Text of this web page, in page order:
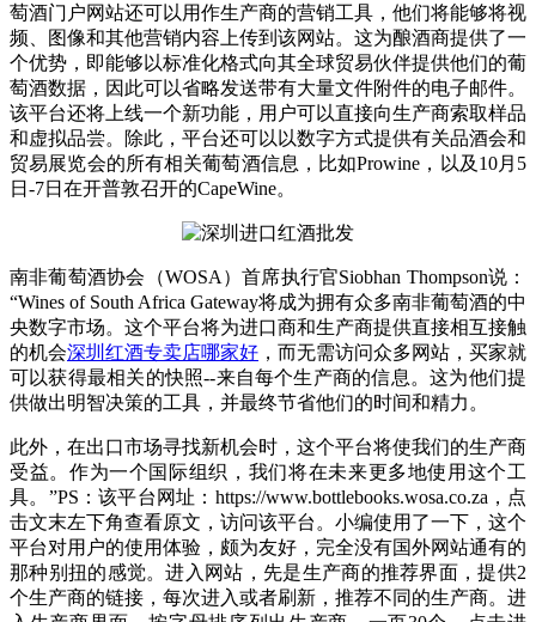
萄酒门户网站还可以用作生产商的营销工具，他们将能够将视
频、图像和其他营销内容上传到该网站。这为酿酒商提供了一
个优势，即能够以标准化格式向其全球贸易伙伴提供他们的葡
萄酒数据，因此可以省略发送带有大量文件附件的电子邮件。
该平台还将上线一个新功能，用户可以直接向生产商索取样品
和虚拟品尝。除此，平台还可以以数字方式提供有关品酒会和
贸易展览会的所有相关葡萄酒信息，比如Prowine，以及10月5
日-7日在开普敦召开的CapeWine。
南非葡萄酒协会（WOSA）首席执行官Siobhan Thompson说：
“Wines of South Africa Gateway将成为拥有众多南非葡萄酒的中
央数字市场。这个平台将为进口商和生产商提供直接相互接触
的机会深圳红酒专卖店哪家好 ，而无需访问众多网站，买家就
可以获得最相关的快照--来自每个生产商的信息。这为他们提
供做出明智决策的工具，并最终节省他们的时间和精力。
此外，在出口市场寻找新机会时，这个平台将使我们的生产商
受益。作为一个国际组织，我们将在未来更多地使用这个工
具。”PS：该平台网址：https://www.bottlebooks.wosa.co.za，点
击文末左下角查看原文，访问该平台。小编使用了一下，这个
平台对用户的使用体验，颇为友好，完全没有国外网站通有的
那种别扭的感觉。进入网站，先是生产商的推荐界面，提供2
个生产商的链接，每次进入或者刷新，推荐不同的生产商。进